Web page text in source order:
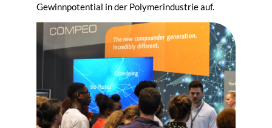
Gewinnpotential in der Polymerindustrie auf.